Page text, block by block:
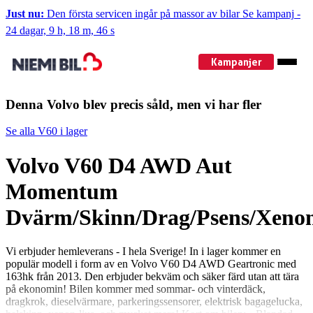
Just nu: Den första servicen ingår på massor av bilar Se kampanj -
24 dagar, 9 h, 18 m, 45 s
Kampanjer
Denna Volvo blev precis såld, men vi har fler
Se alla V60 i lager
Volvo V60 D4 AWD Aut
Momentum
Dvärm/Skinn/Drag/Psens/
Vi erbjuder hemleverans - I hela Sverige! In i lager kommer en
populär modell i form av en Volvo V60 D4 AWD Geartronic med
163hk från 2013. Den erbjuder bekväm och säker färd utan att tära
på ekonomin! Bilen kommer med sommar- och vinterdäck,
dragkrok, dieselvärmare, parkeringssensorer, elektrisk bagagelucka,